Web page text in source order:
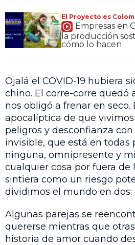
El Proyecto es
Empresas en
la producción
cómo lo hacen
Ojalá el COVID-19 hubiera
chino. El corre-corre quedó
nos obligó a frenar en seco.
apocalíptica de que
peligros y desconfianza
invisible, que está en todas
ninguna, omnipresente y
cualquier cosa por fuera de
sintiera como un riesgo
dividimos el mundo en dos:
Algunas parejas se
quererse mientras que
historia de amor cuando